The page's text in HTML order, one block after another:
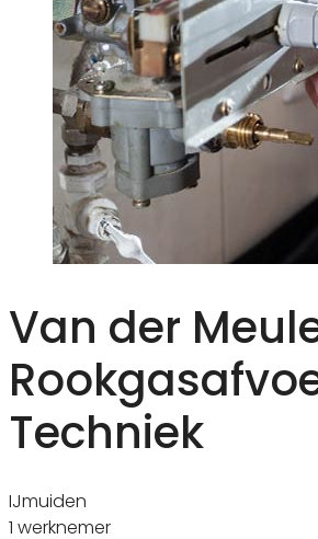
Van der
Techniek
IJmuiden
1 werknemer